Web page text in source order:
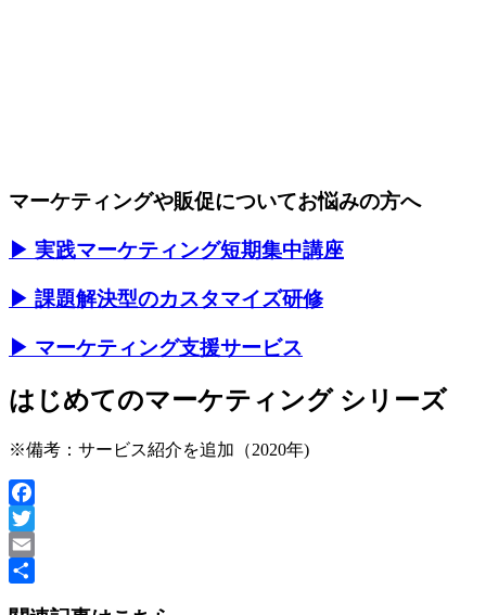
マーケティングや販促についてお悩みの方へ
▶ 実践マーケティング短期集中講座
▶ 課題解決型のカスタマイズ研修
▶ マーケティング支援サービス
はじめてのマーケティング シリーズ
※備考：サービス紹介を追加（2020年)
Facebook
Twitter
Email